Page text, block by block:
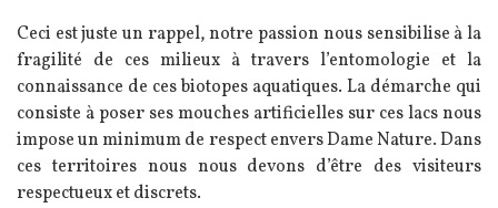
Ceci est juste un rappel, notre passion nous sensibilise à la
fragilité de ces milieux à travers l’entomologie et la
connaissance de ces biotopes aquatiques. La démarche qui
consiste à poser ses mouches artificielles sur ces lacs nous
impose un minimum de respect envers Dame Nature. Dans
ces territoires nous nous devons d’être des visiteurs
respectueux et discrets.